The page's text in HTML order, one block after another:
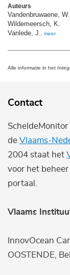
Auteurs
Vandenbruwaene, W.
Wildemeersch, K.
Vanlede, J.
meer
Alle informatie in het
Contact
de Vlaams-
2004 staat het
voor het
portaal.
Vlaams
InnovOcean
OOSTENDE,